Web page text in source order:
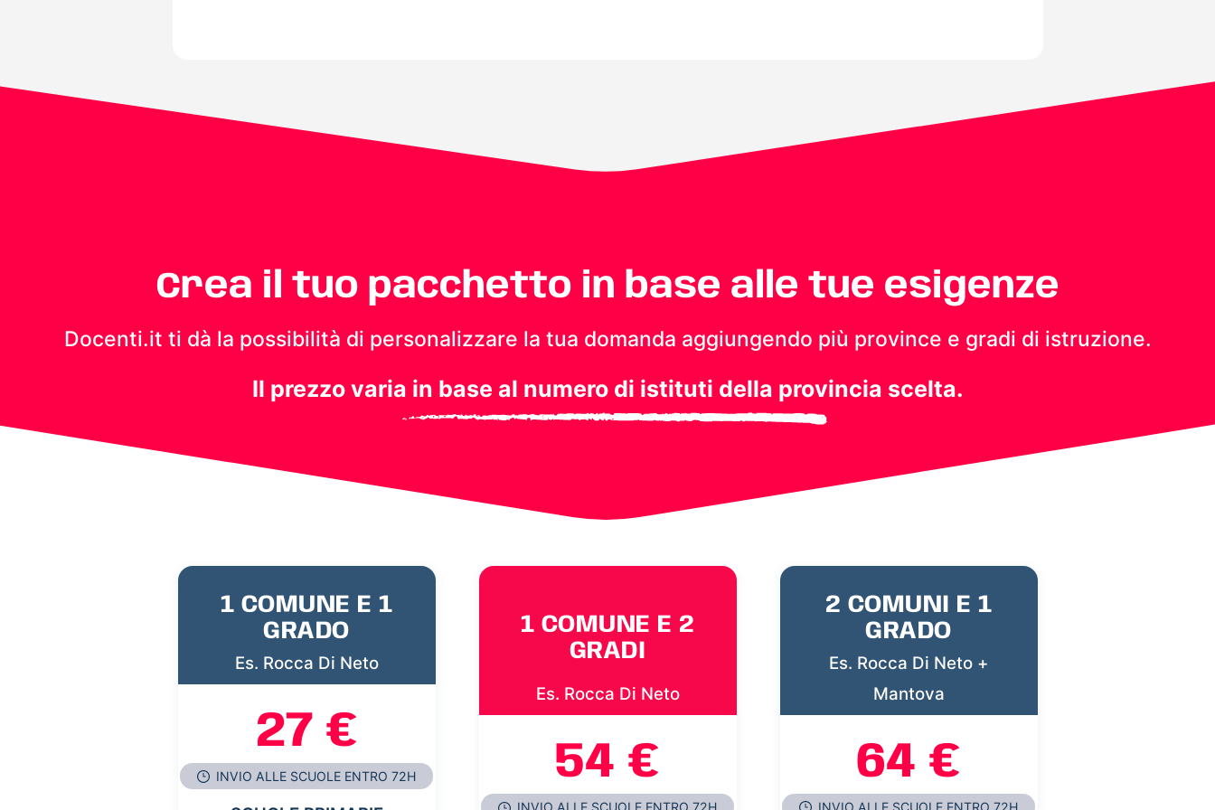
Crea il tuo pacchetto in base alle tue esigenze
Docenti.it ti dà la possibilità di personalizzare la tua domanda aggiungendo più province e gradi di istruzione.
Il prezzo varia in base al numero di istituti della provincia scelta.
1 COMUNE E 1
GRADO
Es. Rocca Di Neto
27 €
INVIO ALLE SCUOLE ENTRO 72H
1 COMUNE E 2
GRADI
Es. Rocca Di Neto
54 €
2 COMUNI E 1
GRADO
Es. Rocca Di Neto +
Mantova
64 €
INVIO ALLE SCUOLE ENTRO 72H